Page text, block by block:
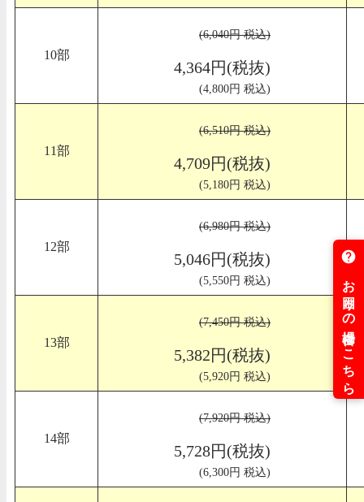
10部
(6,040円 税込)
4,364円(税抜)
(4,800円 税込)
11部
(6,510円 税込)
4,709円(税抜)
(5,180円 税込)
12部
(6,980円 税込)
5,046円(税抜)
(5,550円 税込)
13部
(7,450円 税込)
5,382円(税抜)
(5,920円 税込)
14部
(7,920円 税込)
5,728円(税抜)
(6,300円 税込)